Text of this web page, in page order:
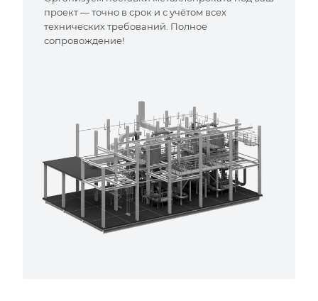
проект — точно в срок и с учётом всех
технических требований. Полное
сопровождение!